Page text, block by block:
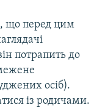
що перед цим
потрапить до
осіб).
із родичами.